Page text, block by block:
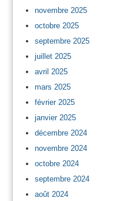
novembre 2025
octobre 2025
septembre 2025
juillet 2025
avril 2025
mars 2025
février 2025
janvier 2025
décembre 2024
novembre 2024
octobre 2024
septembre 2024
août 2024